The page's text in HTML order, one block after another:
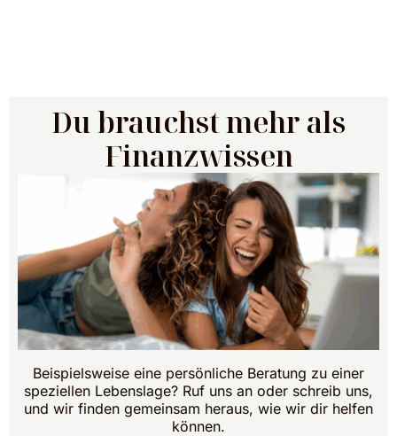
Du brauchst mehr als
Finanzwissen
Beispielsweise eine persönliche Beratung zu einer
speziellen Lebenslage? Ruf uns an oder schreib uns,
und wir finden gemeinsam heraus, wie wir dir helfen
können.